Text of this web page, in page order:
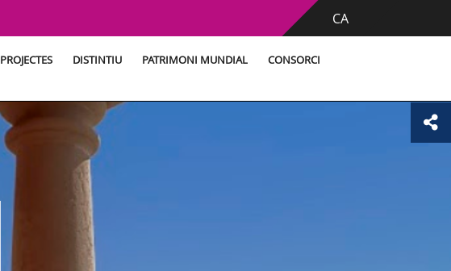
CA
PROJECTES DISTINTIU PATRIMONI MUNDIAL CONSORCI